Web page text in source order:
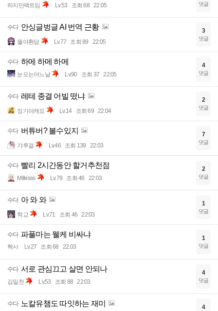
하지만팩트임 Lv.53 조회 68 22:05 댓글
수다 안싱글벙글 AI 번역 근황
월야환담 Lv.77 조회 89 22:05
3
댓글
수다 하메 하메 하메
눈오는어느날 Lv.90 조회 37 22:05
4
댓글
수다 레테 종결 어빌 떴냐
징기야캐요 Lv.14 조회 69 22:04
2
댓글
수다 버튜버? 볼수있지
갸루걸 Lv.46 조회 139 22:03
7
댓글
수다 빨리 2시간동안 할거추천점
Milkisss Lv.79 조회 46 22:03
2
댓글
수다 아 와 와
학교 Lv.71 조회 46 22:03
1
댓글
수다 파풀마는 웰케 비싸냐
헥사 Lv.27 조회 68 22:03
1
댓글
수다 서로 관심끄고 살면 안되나
김일천 Lv.53 조회 88 22:03
4
댓글
수다 노칼유챔도 따잇하는 재미 4